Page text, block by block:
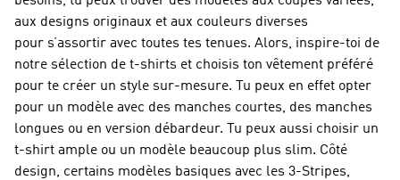
aux designs originaux et aux couleurs diverses
pour s’assortir avec toutes tes tenues. Alors, inspire-toi de
notre sélection de t-shirts et choisis ton vêtement préféré
pour te créer un style sur-mesure. Tu peux en effet opter
pour un modèle avec des manches courtes, des manches
longues ou en version débardeur. Tu peux aussi choisir un
t-shirt ample ou un modèle beaucoup plus slim. Côté
design, certains modèles basiques avec les 3-Stripes,